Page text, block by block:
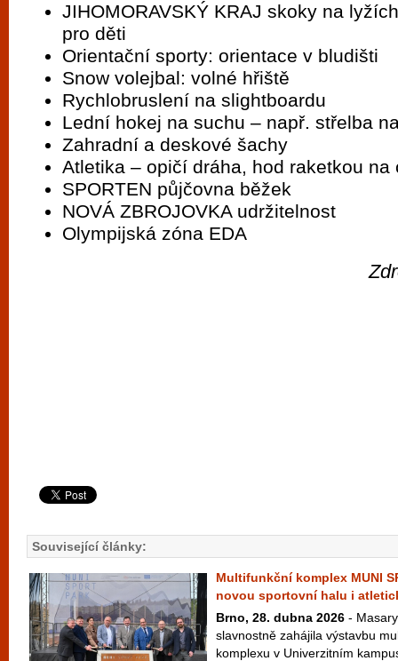
JIHOMORAVSKÝ KRAJ skoky na
pro děti
Orientační sporty: orientace v bludišti
Snow volejbal: volné hřiště
Rychlobruslení na slightboardu
Lední hokej na suchu – např. střelba
Zahradní a deskové šachy
Atletika – opičí dráha, hod raketkou na
SPORTEN půjčovna běžek
NOVÁ ZBROJOVKA udržitelnost
Olympijská zóna EDA
Související články:
Multifunkční komplex MUNI
novou sportovní halu i
Brno, 28. dubna 2026 -
slavnostně zahájila výstavbu
komplexu v Univerzitním